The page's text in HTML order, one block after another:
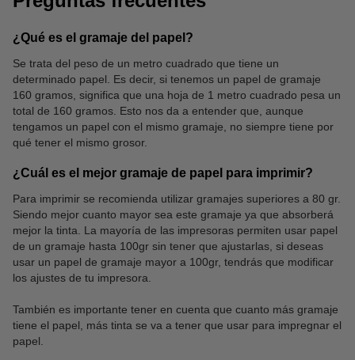
Papel vegetal Papel transfer
¿Qué es el gramaje del papel?
Se trata del peso de un metro cuadrado que tiene un
determinado papel. Es decir, si tenemos un papel de gramaje
160 gramos, significa que una hoja de 1 metro cuadrado pesa un
total de 160 gramos. Esto nos da a entender que, aunque
tengamos un papel con el mismo gramaje, no siempre tiene por
qué tener el mismo grosor.
¿Cuál es el mejor gramaje de papel para imprimir?
Para imprimir se recomienda utilizar gramajes superiores a 80 gr.
Siendo mejor cuanto mayor sea este gramaje ya que absorberá
mejor la tinta. La mayoría de las impresoras permiten usar papel
de un gramaje hasta 100gr sin tener que ajustarlas, si deseas
usar un papel de gramaje mayor a 100gr, tendrás que modificar
los ajustes de tu impresora.
También es importante tener en cuenta que cuanto más gramaje
tiene el papel, más tinta se va a tener que usar para impregnar el
papel.